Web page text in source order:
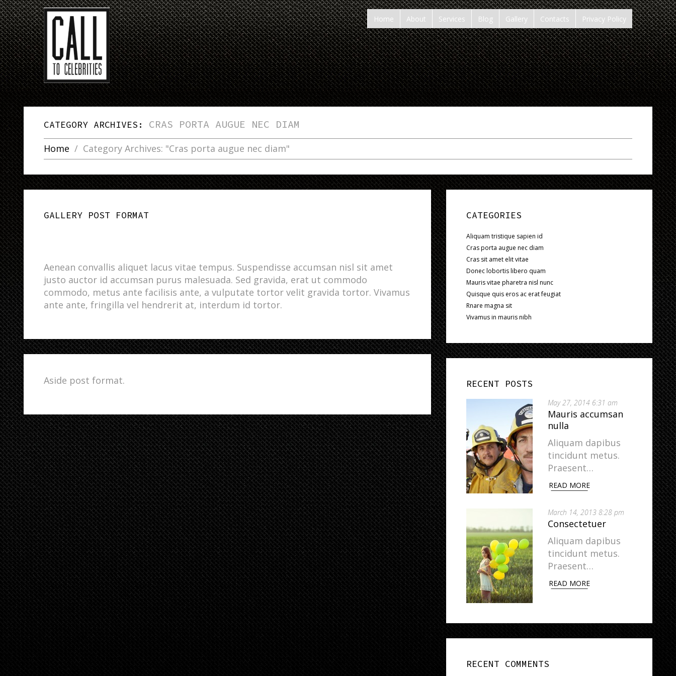
Home About Services Blog Gallery Contacts Privacy Policy
CATEGORY ARCHIVES: CRAS PORTA AUGUE NEC DIAM
Home Category Archives: "Cras porta augue nec diam"
GALLERY POST FORMAT
Aenean convallis aliquet lacus vitae tempus. Suspendisse accumsan nisl sit amet
justo auctor id accumsan purus malesuada. Sed gravida, erat ut commodo
commodo, metus ante facilisis ante, a vulputate tortor velit gravida tortor. Vivamus
ante ante, fringilla vel hendrerit at, interdum id tortor.
Aside post format.
CATEGORIES
Aliquam tristique sapien id
Cras porta augue nec diam
Cras sit amet elit vitae
Donec lobortis libero quam
Mauris vitae pharetra nisl nunc
Quisque quis eros ac erat feugiat
Rnare magna sit
Vivamus in mauris nibh
RECENT POSTS
May 27, 2014 6:31 am
Mauris accumsan
nulla
Aliquam dapibus
tincidunt metus.
Praesent…
READ MORE
March 14, 2013 8:28 pm
Consectetuer
Aliquam dapibus
tincidunt metus.
Praesent…
READ MORE
RECENT COMMENTS